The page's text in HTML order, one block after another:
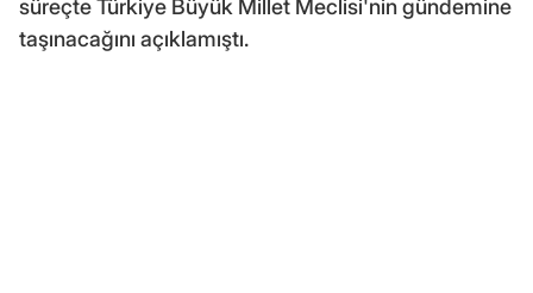
süreçte Türkiye Büyük Millet Meclisi'nin gündemine
taşınacağını açıklamıştı.